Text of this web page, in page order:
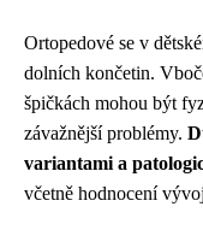
Ortopedové se v
dolních končetin.
špičkách mohou být
závažnější problémy.
variantami a
včetně hodnocení